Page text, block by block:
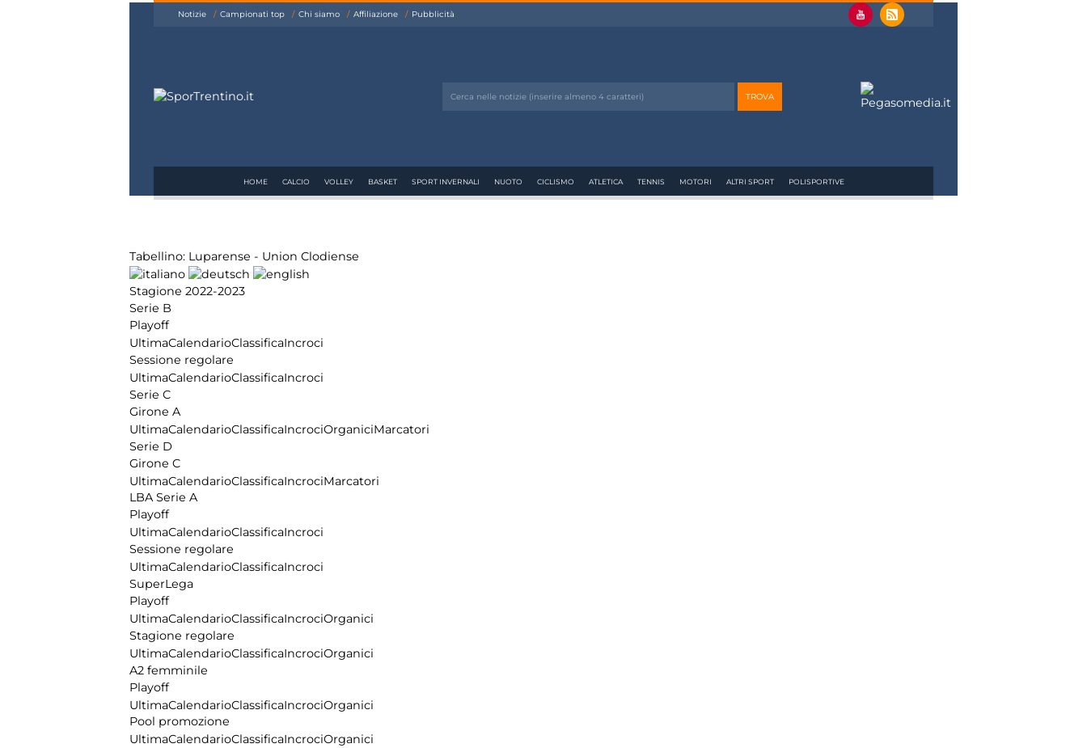
Notizie Campionati top Chi siamo Affiliazione Pubblicità
HOME CALCIO VOLLEY BASKET SPORT INVERNALI NUOTO CICLISMO ATLETICA TENNIS MOTORI ALTRI SPORT POLISPORTIVE
Tabellino: Luparense - Union Clodiense
Stagione 2022-2023
Serie B
Playoff
UltimaCalendarioClassificaIncroci
Sessione regolare
UltimaCalendarioClassificaIncroci
Serie C
Girone A
UltimaCalendarioClassificaIncrociOrganiciMarcatori
Serie D
Girone C
UltimaCalendarioClassificaIncrociMarcatori
LBA Serie A
Playoff
UltimaCalendarioClassificaIncroci
Sessione regolare
UltimaCalendarioClassificaIncroci
SuperLega
Playoff
UltimaCalendarioClassificaIncrociOrganici
Stagione regolare
UltimaCalendarioClassificaIncrociOrganici
A2 femminile
Playoff
UltimaCalendarioClassificaIncrociOrganici
Pool promozione
UltimaCalendarioClassificaIncrociOrganici